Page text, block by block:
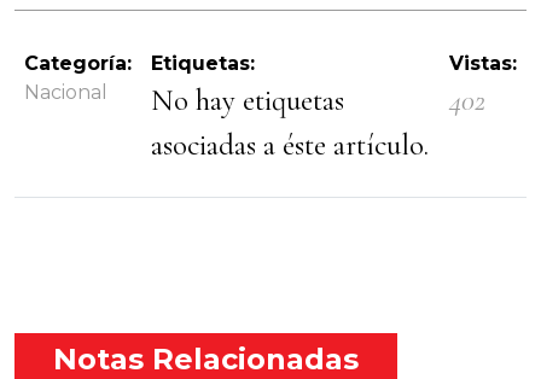
Categoría:
Nacional
Etiquetas:
No hay etiquetas
asociadas a éste artículo.
Vistas:
402
Notas Relacionadas